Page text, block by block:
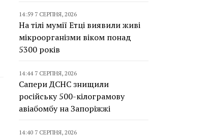
14:59 7 СЕРПНЯ, 2026
На тілі мумії Етці виявили живі
мікроорганізми віком понад
5300 років
14:44 7 СЕРПНЯ, 2026
Сапери ДСНС знищили
російську 500-кілограмову
авіабомбу на Запоріжжі
14:40 7 СЕРПНЯ, 2026